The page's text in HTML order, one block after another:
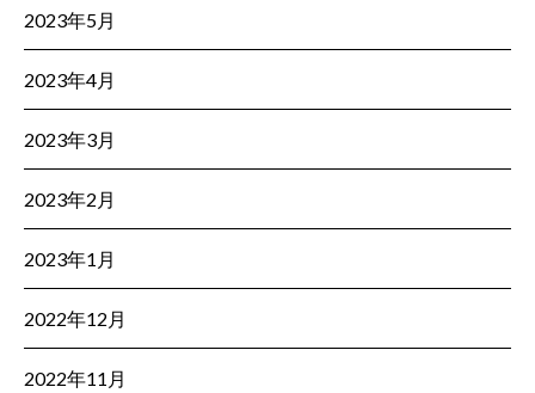
2023年5月
2023年4月
2023年3月
2023年2月
2023年1月
2022年12月
2022年11月